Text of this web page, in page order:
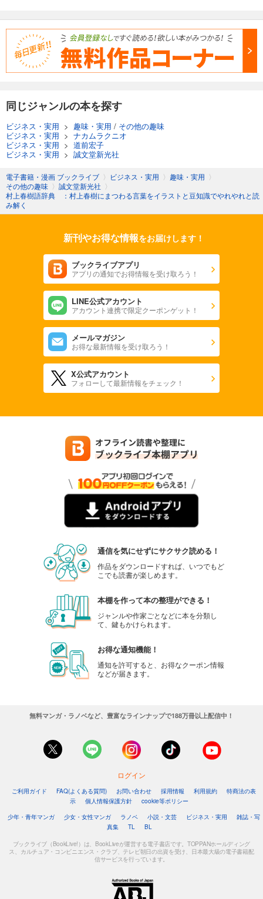
同じジャンルの本を探す
ビジネス・実用 > 趣味・実用 / その他の趣味
ビジネス・実用 > ナカムラクニオ
ビジネス・実用 > 道前宏子
ビジネス・実用 > 誠文堂新光社
電子書籍・漫画 ブックライブ 〉 ビジネス・実用 〉 趣味・実用 〉
その他の趣味 〉 誠文堂新光社 〉
村上春樹語辞典 ：村上春樹にまつわる言葉をイラストと豆知識でやれやれと読
み解く
新刊やお得な情報をお届けします！
ブックライブアプリ
アプリの通知でお得情報を受け取ろう！
LINE公式アカウント
アカウント連携で限定クーポンゲット！
メールマガジン
お得な最新情報を受け取ろう！
X公式アカウント
フォローして最新情報をチェック！
通信を気にせずにサクサク読める！
作品をダウンロードすれば、いつでもど
こでも読書が楽しめます。
本棚を作って本の整理ができる！
ジャンルや作家ごとなどに本を分類し
て、鍵もかけられます。
お得な通知機能！
通知を許可すると、お得なクーポン情報
などが届きます。
無料マンガ・ラノベなど、豊富なラインナップで188万冊以上配信中！
ログイン
ご利用ガイド FAQ(よくある質問) お問い合わせ 採用情報 利用規約
特商法の表
示
個人情報保護方針
cookie等ポリシー
少年・青年マンガ
少女・女性マンガ ラノベ 小説・文芸 ビジネス・実用
雑誌・写
真集
TL BL
ブックライブ（BookLive!）は、BookLiveが運営する電子書店です。TOPPANホールディング
ス、カルチュア・コンビニエンス・クラブ、テレビ朝日の出資を受け、日本最大級の電子書籍配
信サービスを行っています。